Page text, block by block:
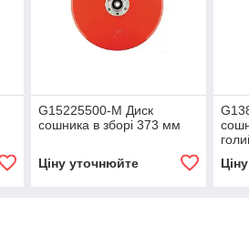
G15225500-M Диск
сошника в зборі 373 мм
Ціну уточнюйте